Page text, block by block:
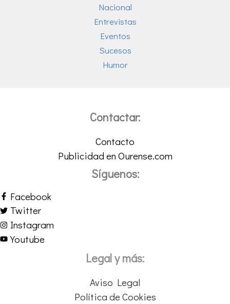
Nacional
Entrevistas
Eventos
Sucesos
Humor
Contactar:
Contacto
Publicidad en Ourense.com
Síguenos:
Facebook
Twitter
Instagram
Youtube
Legal y más:
Aviso Legal
Política de Cookies